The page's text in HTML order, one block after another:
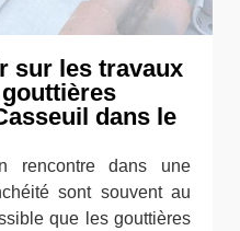
sur les travaux
dans le
rencontre dans une
sont souvent au
que les gouttières